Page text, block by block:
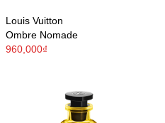
Louis Vuitton
Ombre Nomade
960,000₫